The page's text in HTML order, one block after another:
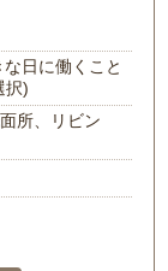
日に働くこと
択)
所、リビン